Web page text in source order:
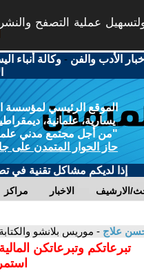
عملية التصفح
اخبار الأدب والفن -وكالة أنباء
الموقع الرئيسي لمؤسسة
يسارية، علمانية،
"من أجل مجتمع مدني
حاز الحوار المتمدن على
إذا لديكم مشاكل تقنية في
مراكز الاخبار الارشيف
علاج - موريس بلانشو
تبرعاتكم وتبرعاتكن